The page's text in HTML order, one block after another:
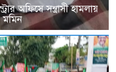
অফিসে সন্ত্রাসী হামলায়